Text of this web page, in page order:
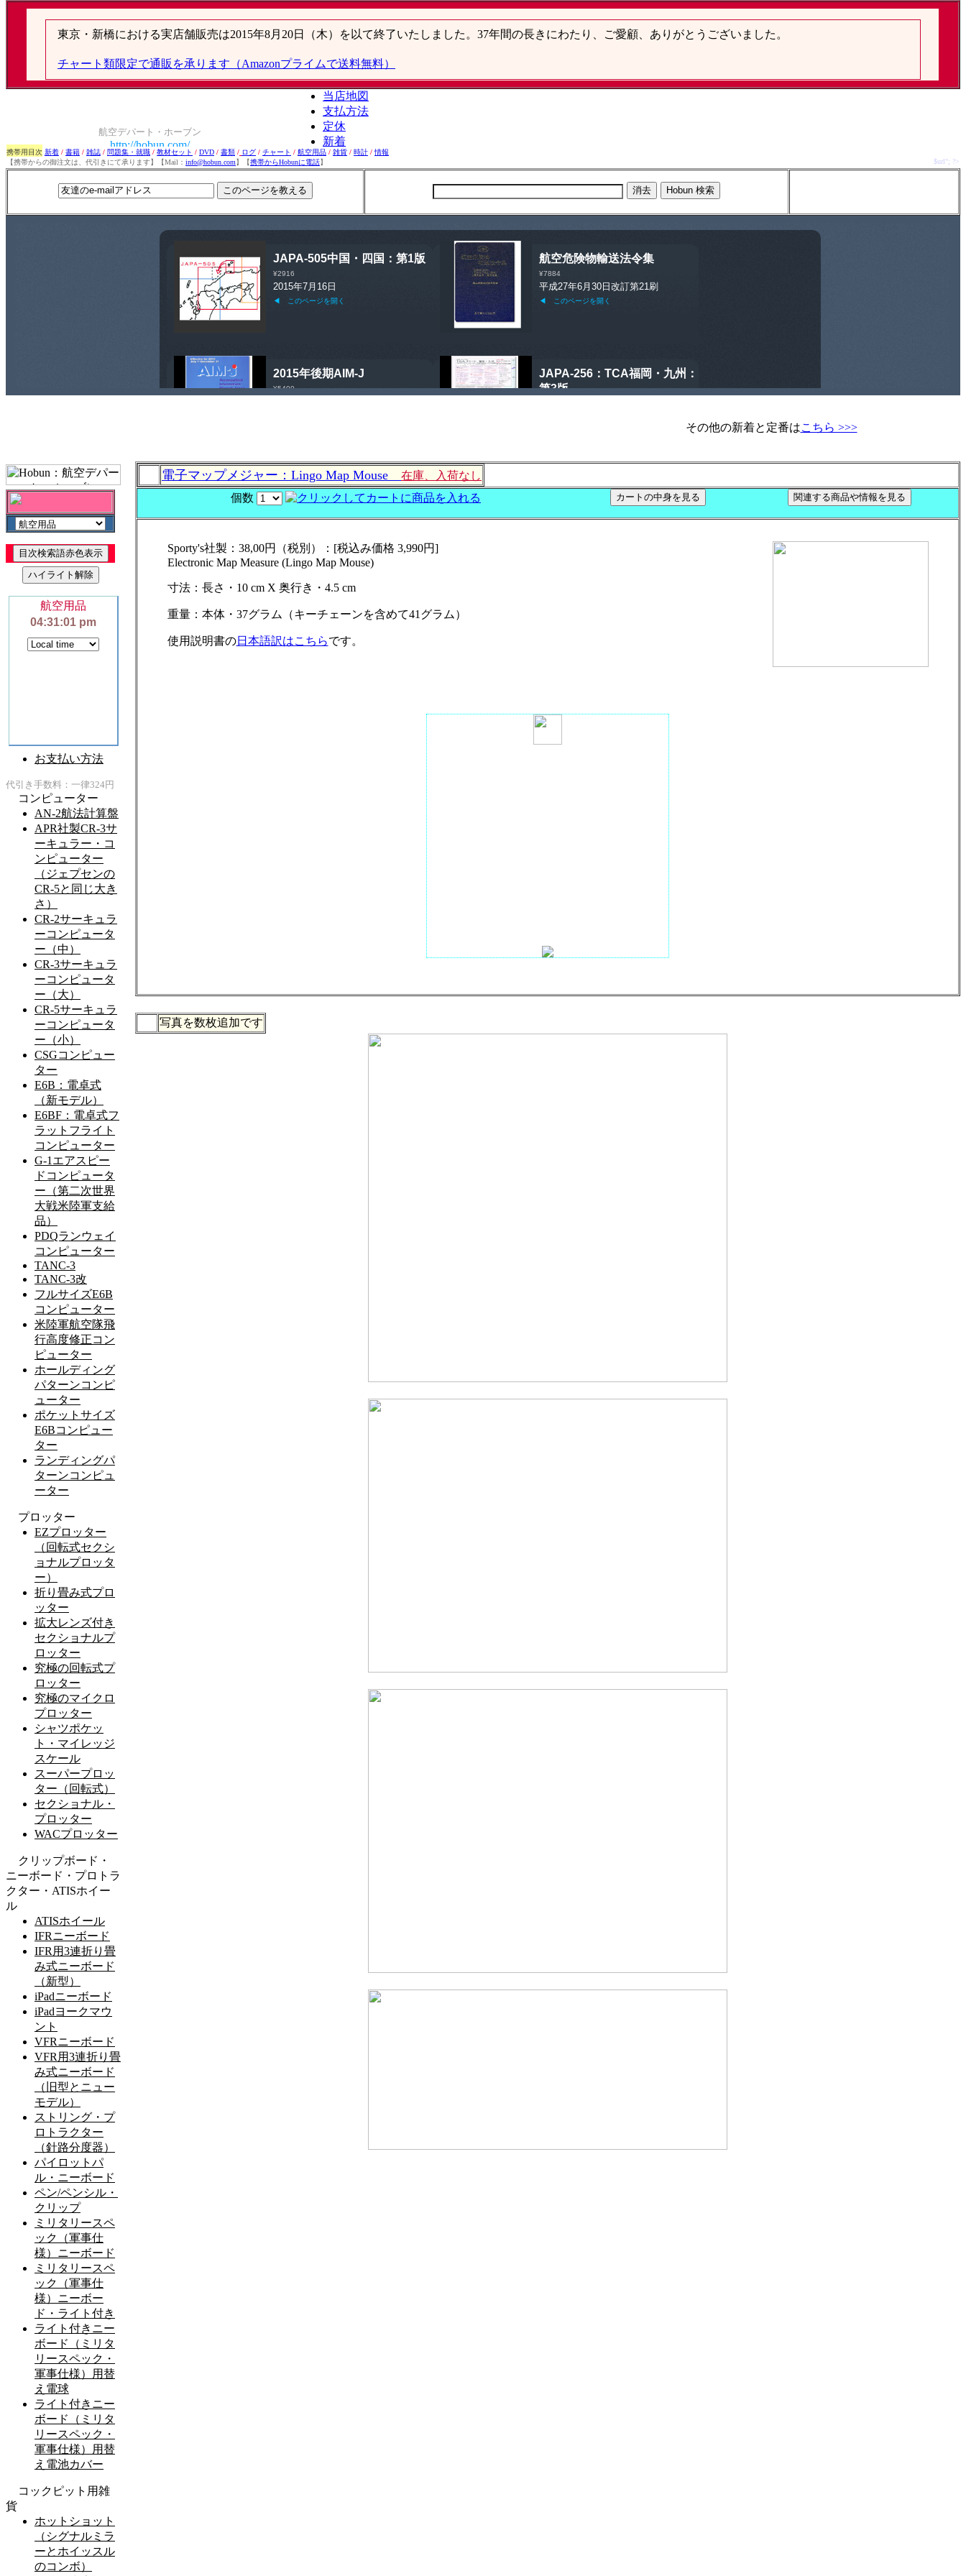
携帯用目次 新着 / 書籍 / 雑誌 / 問題集・就職 / 教材セット / DVD / 書類 / ログ / チャート / 航空用品 / 雑貨 / 時計 / 情報
【携帯からの御注文は、代引きにて承ります】【Mail： info@hobun.com】【携帯からHobunに電話】 $url"; ?>
その他の新着と定番はこちら >>>
電子マップメジャー：Lingo Map Mouse 在庫、入荷なし
個数
Sporty's社製：38,00円（税別）：[税込み価格 3,990円]
Electronic Map Measure (Lingo Map Mouse)
寸法：長さ・10 cm X 奥行き・4.5 cm
重量：本体・37グラム（キーチェーンを含めて41グラム）
使用説明書の日本語訳はこちらです。
写真を数枚追加です